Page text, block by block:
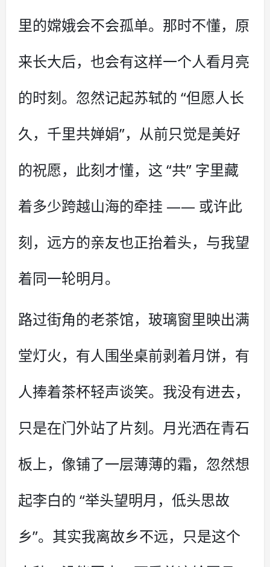
里的嫦娥会不会孤单。那时不懂，原
来长大后，也会有这样一个人看月亮
的时刻。忽然记起苏轼的 “但愿人长
久，千里共婵娟”，从前只觉是美好
的祝愿，此刻才懂，这 “共” 字里藏
着多少跨越山海的牵挂 —— 或许此
刻，远方的亲友也正抬着头，与我望
着同一轮明月。
路过街角的老茶馆，玻璃窗里映出满
堂灯火，有人围坐桌前剥着月饼，有
人捧着茶杯轻声谈笑。我没有进去，
只是在门外站了片刻。月光洒在青石
板上，像铺了一层薄薄的霜，忽然想
起李白的 “举头望明月，低头思故
乡”。其实我离故乡不远，只是这个